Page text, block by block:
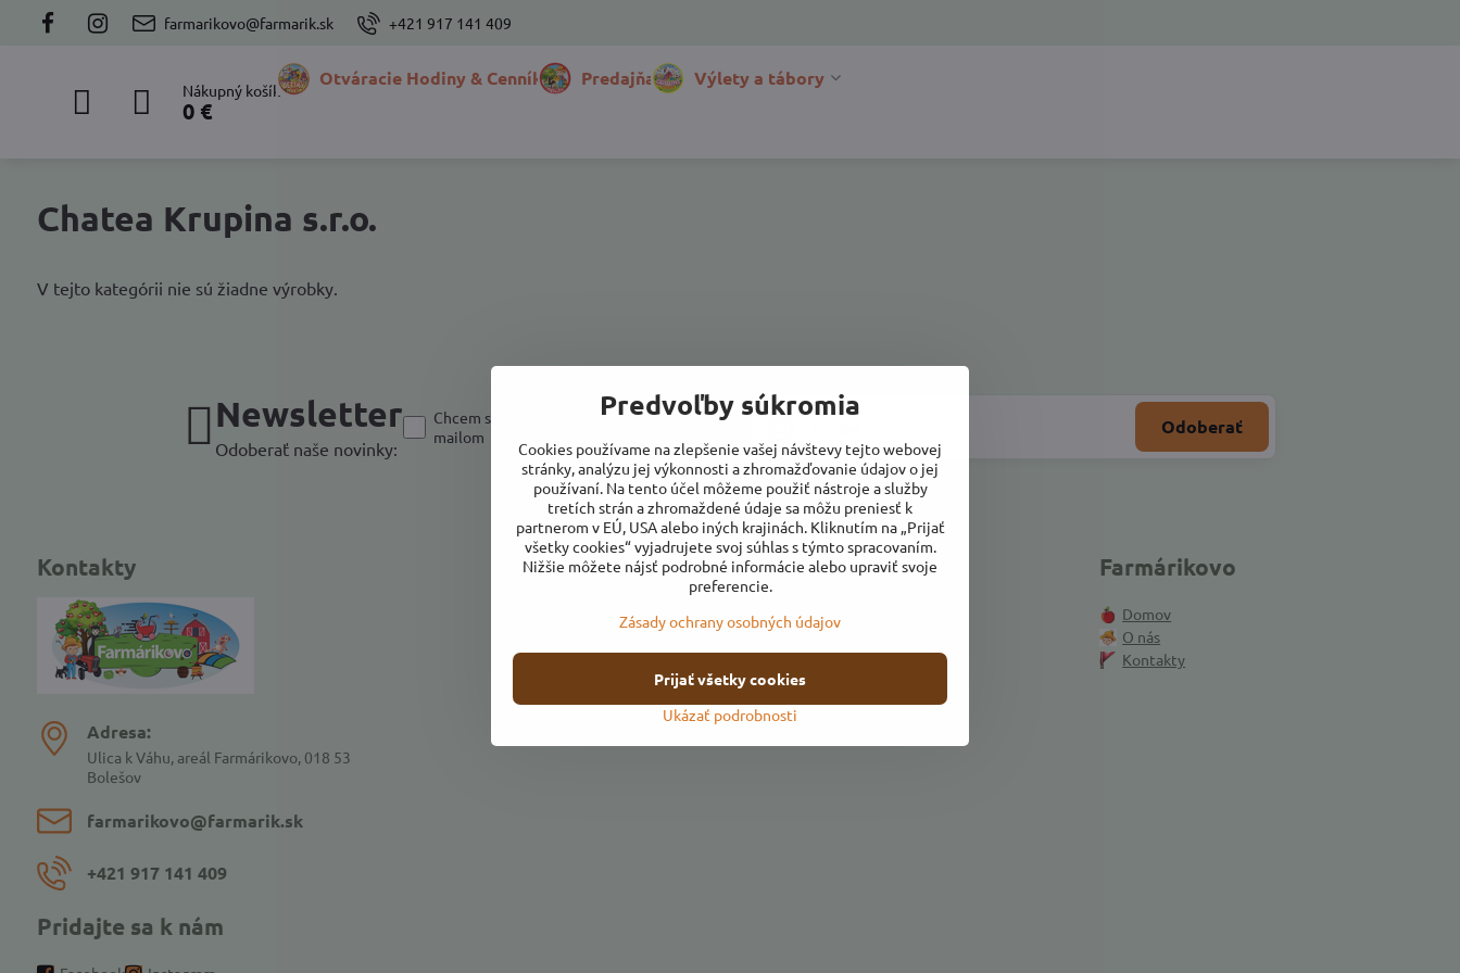
farmarikovo@farmarik.sk +421 917 141 409
Nákupný košík
0 €
Otváracie Hodiny & Cenník Predajňa Výlety a tábory
Chatea Krupina s.r.o.
V tejto kategórii nie sú žiadne výrobky.
Newsletter
Odoberať naše novinky:
Odoberať
Chcem sa prihlásiť k odberu noviniek e-
mailom
Kontakty
Adresa:
Ulica k Váhu, areál Farmárikovo, 018 53
Bolešov
farmarikovo​@farmarik​.sk
+421 917 141 409
Pridajte sa k nám
Všetko o nákupe
Obchodné podmienky
Ochrana osobných údajov
Odstúpenie od zmluvy
Farmárikovo
Domov
O nás
Kontakty
Predvoľby súkromia
Cookies používame na zlepšenie vašej návštevy tejto webovej
stránky, analýzu jej výkonnosti a zhromažďovanie údajov o jej
používaní. Na tento účel môžeme použiť nástroje a služby
tretích strán a zhromaždené údaje sa môžu preniesť k
partnerom v EÚ, USA alebo iných krajinách. Kliknutím na „Prijať
všetky cookies“ vyjadrujete svoj súhlas s týmto spracovaním.
Nižšie môžete nájsť podrobné informácie alebo upraviť svoje
preferencie.
Zásady ochrany osobných údajov
Ukázať podrobnosti
Prijať všetky cookies